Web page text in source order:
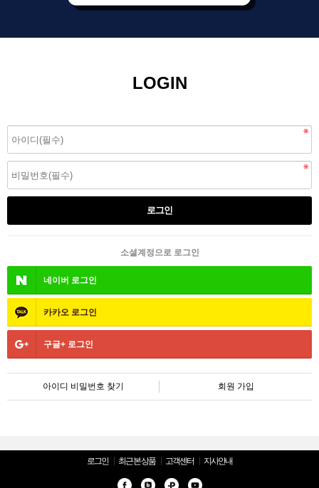
LOGIN
소셜계정으로 로그인
네이버 로그인
카카오 로그인
구글+ 로그인
아이디 비밀번호 찾기 회원 가입
로그인 최근 본 상품 고객센터 지사안내